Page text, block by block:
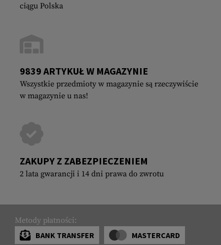
ciągu Polska
9839 ARTYKUŁ W MAGAZYNIE
Wszystkie przedmioty w magazynie są rzeczywiście
w magazynie u nas!
ZAKUPY Z ZABEZPIECZENIEM
2 lata gwarancji i 14 dni prawa do zwrotu
Metody płatności:
BANK TRANSFER
MASTERCARD